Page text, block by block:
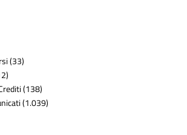
(33)
(138)
(1.039)